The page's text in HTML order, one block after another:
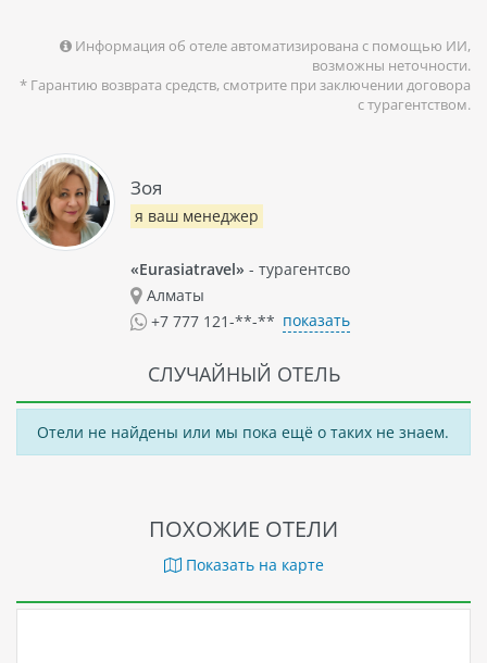
Информация об отеле автоматизирована с помощью ИИ,
возможны неточности.
* Гарантию возврата средств, смотрите при заключении договора
с турагентством.
Зоя
я ваш менеджер
«Eurasiatravel» - турагентсво
Алматы
+7 777 121-**-** показать
СЛУЧАЙНЫЙ ОТЕЛЬ
Отели не найдены или мы пока ещё о таких не знаем.
ПОХОЖИЕ ОТЕЛИ
Показать на карте